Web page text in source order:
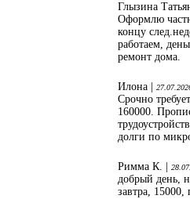
Глызина
Оформлю
концу
работаем,
ремонт дома.
Илона |
Срочно
160000.
долги по
Римма К. |
добрый день,
завтра, 15000,